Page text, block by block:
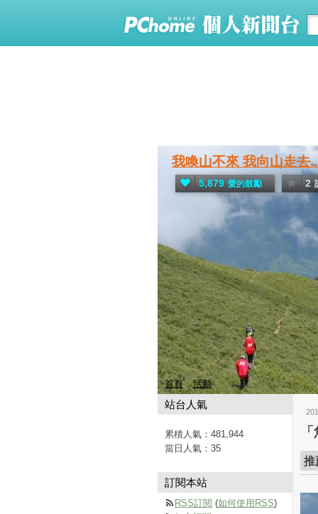
我喚山不來 我向山走去
5,879 愛的鼓勵 2
首頁 活動
推
站台人氣
累積人氣： 481,944
當日人氣： 35
訂閱本站
RSS訂閱 (如何使用RSS)